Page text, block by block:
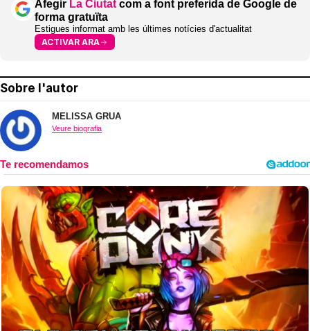
Afegir La Ciutatcom a font preferida de Google de
forma gratuïta
Estigues informat amb les últimes notícies d'actualitat
ACTIVAR ARA
Sobre l'autor
MELISSA GRUA
Veure biografia